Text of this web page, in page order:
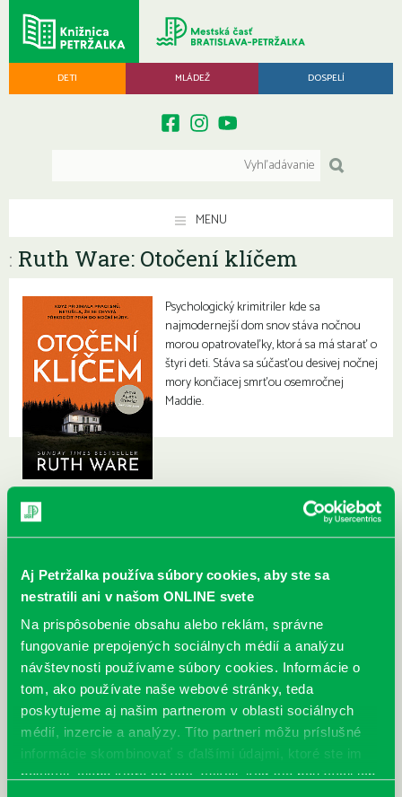
Aj Petržalka používa súbory cookies, aby ste sa
nestratili ani v našom ONLINE svete
Na prispôsobenie obsahu alebo reklám, správne
fungovanie prepojených sociálnych médií a analýzu
návštevnosti používame súbory cookies. Informácie o
tom, ako používate naše webové stránky, teda
poskytujeme aj našim partnerom v oblasti sociálnych
médií, inzercie a analýzy. Títo partneri môžu príslušné
informácie skombinovať s ďalšími údajmi, ktoré ste im
poskytli, alebo ktoré od vás získali, keď ste používali ich
DETI MLÁDEŽ DOSPELÍ
MENU
: Ruth Ware: Otočení klíčem
Psychologický krimitriler kde sa
najmodernejší dom snov stáva nočnou
morou opatrovateľky, ktorá sa má starať o
štyri deti. Stáva sa súčasťou desivej nočnej
mory končiacej smrťou osemročnej
Maddie.